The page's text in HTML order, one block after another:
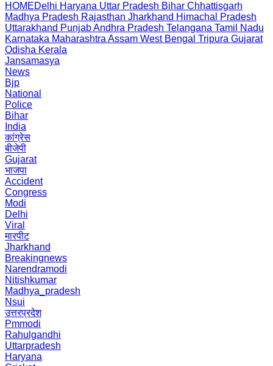
HOMEDelhi Haryana Uttar Pradesh Bihar Chhattisgarh
Madhya Pradesh Rajasthan Jharkhand Himachal Pradesh
Uttarakhand PunjabAndhra Pradesh Telangana Tamil Nadu
Karnataka Maharashtra Assam West Bengal Tripura Gujarat
Odisha Kerala
Jansamasya
News
Bjp
National
Police
Bihar
India
कांग्रेस
बीजेपी
Gujarat
भाजपा
Accident
Congress
Modi
Delhi
Viral
मारपीट
Jharkhand
Breakingnews
Narendramodi
Nitishkumar
Madhya_pradesh
Nsui
उत्तरप्रदेश
Pmmodi
Rahulgandhi
Uttarpradesh
Haryana